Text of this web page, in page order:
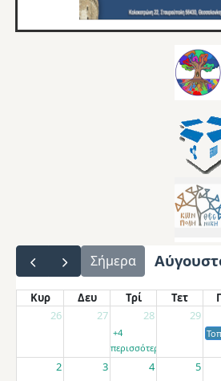
Σήμερα
Κυρ Δευ Τρί Τετ
26
27 28 29
+4
περισσότερα
2 3 4 5